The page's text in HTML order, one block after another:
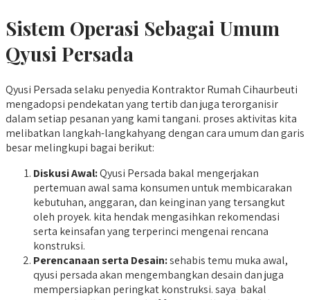
Sistem Operasi Sebagai Umum
Qyusi Persada
Qyusi Persada selaku penyedia Kontraktor Rumah Cihaurbeuti
mengadopsi pendekatan yang tertib dan juga terorganisir
dalam setiap pesanan yang kami tangani. proses aktivitas kita
melibatkan langkah-langkahyang dengan cara umum dan garis
besar melingkupi bagai berikut:
Diskusi Awal:Qyusi Persada bakal mengerjakan
pertemuan awal sama konsumen untuk membicarakan
kebutuhan, anggaran, dan keinginan yang tersangkut
oleh proyek. kita hendak mengasihkan rekomendasi
serta keinsafan yang terperinci mengenai rencana
konstruksi.
Perencanaan serta Desain:sehabis temu muka awal,
qyusi persada akan mengembangkan desain dan juga
mempersiapkan peringkat konstruksi. saya bakal